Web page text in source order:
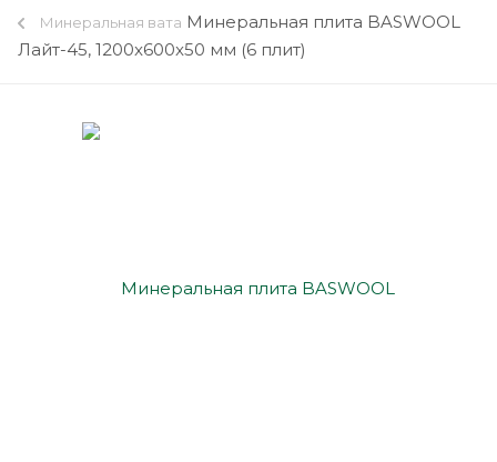
Минеральная вата Минеральная плита BASWOOL
Лайт-45, 1200x600x50 мм (6 плит)